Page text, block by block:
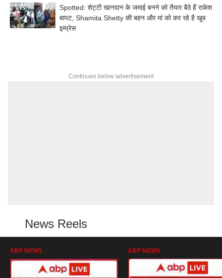
Spotted: शेट्टी खानदान के जमाई बनने को तैयार बैठे हैं राकेश
बापट, Shamita Shetty की बहन और मां को कर रहे है खूब
इम्प्रेस
Continues below advertisement
News Reels
ABP NEWS ABP NEWS